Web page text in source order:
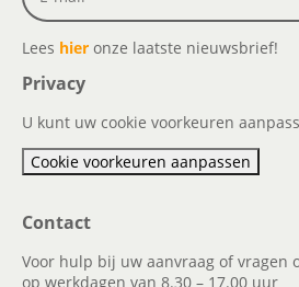
Lees hier onze laatste nieuwsbrief!
Privacy
U kunt uw cookie voorkeuren
Cookie voorkeuren aanpassen
Contact
Voor hulp bij uw aanvraag of vragen
op werkdagen van 8.30 – 17.00 uur